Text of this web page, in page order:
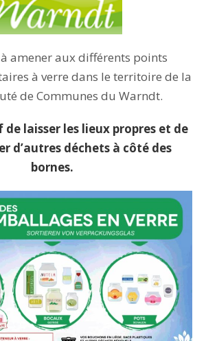
à amener aux différents points
à verre dans le territoire de la
de Communes du Warndt.
laisser les lieux propres et de
d’autres déchets à côté des
bornes.